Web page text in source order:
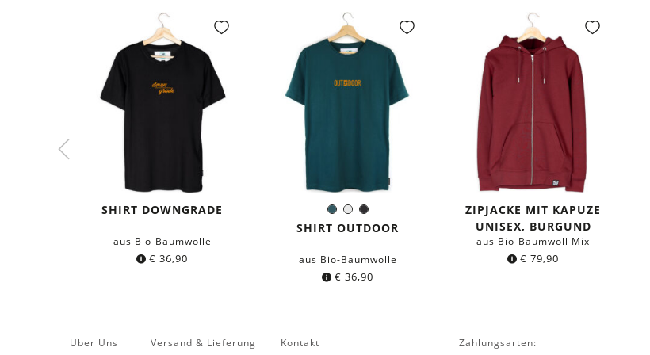
SHIRT DOWNGRADE
aus Bio-Baumwolle
€ 36,90
Dunkles
Petrol
WeißSchwarz
Farbe:
SHIRT OUTDOOR
aus Bio-Baumwolle
€ 36,90
ZIPJACKE MIT KAPUZE
UNISEX, BURGUND
aus Bio-Baumwoll Mix
€ 79,90
Über Uns Versand & Lieferung Kontakt Zahlungsarten: